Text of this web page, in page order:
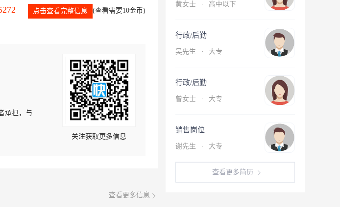
点击查看完整信息 (查看需要10金币)
承担，与
关注获取更多信息
查看更多信息
黄女士 · 高中以下
行政/后勤
吴先生 · 大专
行政/后勤
曾女士 · 大专
销售岗位
谢先生 · 大专
查看更多简历